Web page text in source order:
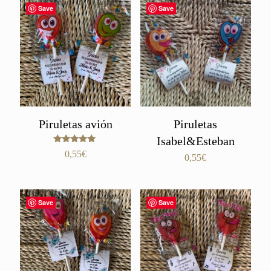
Save
Piruletas avión
Valorado
con
0,55€
Save
Piruletas
Isabel&Esteban
0,55€
Save Save